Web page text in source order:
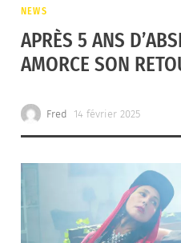
NEWS
APRÈS 5 ANS
AMORCE SON
Fred 14 février 2025